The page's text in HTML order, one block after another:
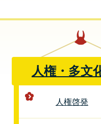
人権・多文
人権啓発